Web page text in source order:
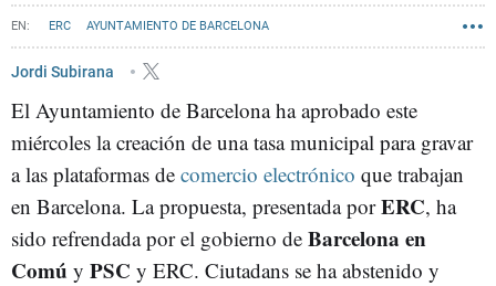
ERC AYUNTAMIENTO DE BARCELONA
Jordi Subirana
El Ayuntamiento de Barcelona ha aprobado este
miércoles la creación de una tasa municipal para gravar
a las plataformas de comercio electrónico que trabajan
en Barcelona. La propuesta, presentada porERC, ha
sido refrendada por el gobierno de Barcelona en
Comú y PSC y ERC. Ciutadans se ha abstenido y